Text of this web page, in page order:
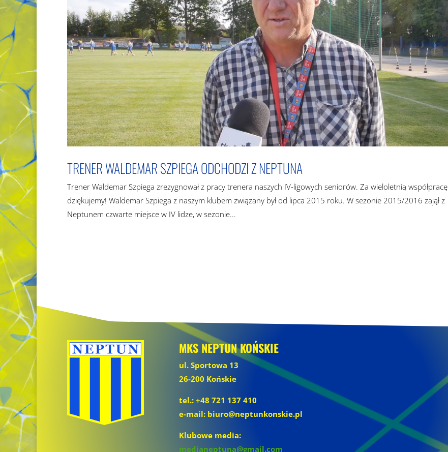
TRENER WALDEMAR SZPIEGA ODCHODZI Z NEPTUNA
Trener Waldemar Szpiega zrezygnował z pracy trenera naszych IV-ligowych seniorów. Za wieloletnią współpracę
dziękujemy! Waldemar Szpiega z naszym klubem związany był od lipca 2015 roku. W sezonie 2015/2016 zajął z
Neptunem czwarte miejsce w IV lidze, w sezonie...
MKS NEPTUN KOŃSKIE
ul. Sportowa 13
26-200 Końskie
tel.: +48 721 137 410
e-mail: biuro@neptunkonskie.pl
Klubowe media:
medianeptuna@gmail.com